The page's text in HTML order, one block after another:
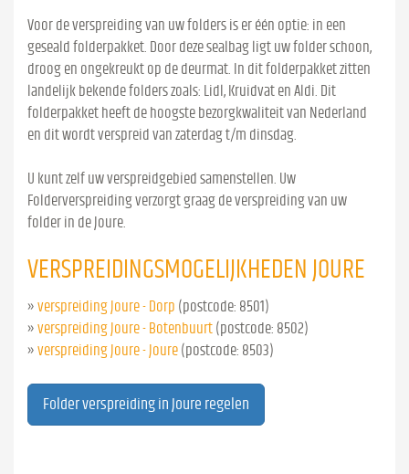
Voor de verspreiding van uw folders is er één optie: in een
geseald folderpakket. Door deze sealbag ligt uw folder schoon,
droog en ongekreukt op de deurmat. In dit folderpakket zitten
landelijk bekende folders zoals: Lidl, Kruidvat en Aldi. Dit
folderpakket heeft de hoogste bezorgkwaliteit van Nederland
en dit wordt verspreid van zaterdag t/m dinsdag.
U kunt zelf uw verspreidgebied samenstellen. Uw
Folderverspreiding verzorgt graag de verspreiding van uw
folder in de Joure.
VERSPREIDINGSMOGELIJKHEDEN JOURE
» verspreiding Joure - Dorp (postcode: 8501)
» verspreiding Joure - Botenbuurt (postcode: 8502)
» verspreiding Joure - Joure (postcode: 8503)
Folder verspreiding in Joure regelen